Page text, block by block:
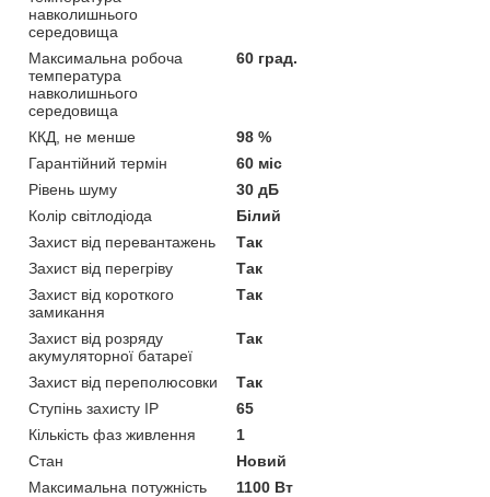
навколишнього
середовища
Максимальна робоча
температура
навколишнього
середовища
60 град.
ККД, не менше
98 %
Гарантійний термін
60 міс
Рівень шуму
30 дБ
Колір світлодіода
Білий
Захист від перевантажень
Так
Захист від перегріву
Так
Захист від короткого
замикання
Так
Захист від розряду
акумуляторної батареї
Так
Захист від переполюсовки
Так
Ступінь захисту IP
65
Кількість фаз живлення
1
Стан
Новий
Максимальна потужність
1100 Вт